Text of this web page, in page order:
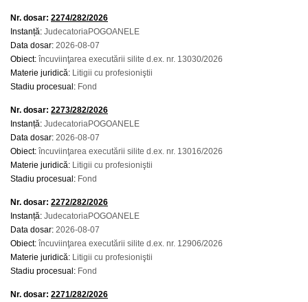
Nr. dosar: 2274/282/2026
Instanță: JudecatoriaPOGOANELE
Data dosar: 2026-08-07
Obiect: încuviinţarea executării silite d.ex. nr. 13030/2026
Materie juridică: Litigii cu profesioniştii
Stadiu procesual: Fond
Nr. dosar: 2273/282/2026
Instanță: JudecatoriaPOGOANELE
Data dosar: 2026-08-07
Obiect: încuviinţarea executării silite d.ex. nr. 13016/2026
Materie juridică: Litigii cu profesioniştii
Stadiu procesual: Fond
Nr. dosar: 2272/282/2026
Instanță: JudecatoriaPOGOANELE
Data dosar: 2026-08-07
Obiect: încuviinţarea executării silite d.ex. nr. 12906/2026
Materie juridică: Litigii cu profesioniştii
Stadiu procesual: Fond
Nr. dosar: 2271/282/2026